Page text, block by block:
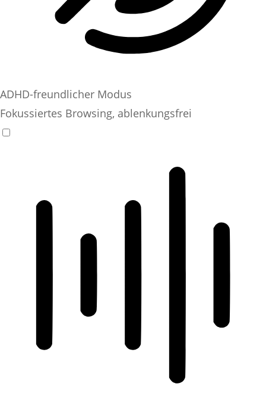
ADHD-freundlicher Modus
Fokussiertes Browsing, ablenkungsfrei